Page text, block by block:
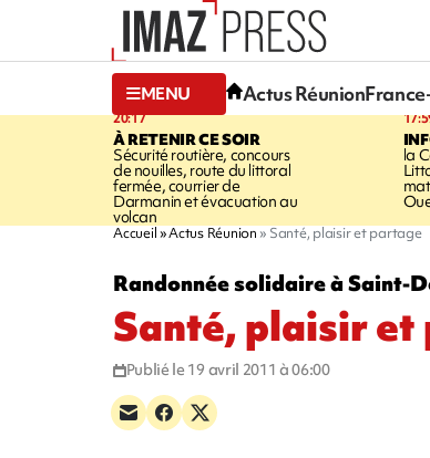
MENU Actus Réunion
20:17
À RETENIR CE SOIR
Sécurité routière, concours
de nouilles, route du littoral
fermée, courrier de
Darmanin et évacuation au
volcan
la
Accueil Actus Réunion Santé, plaisir et partage
Randonnée solidaire à Saint-
Santé, plaisir
Publié le 19 avril 2011 à 06:00